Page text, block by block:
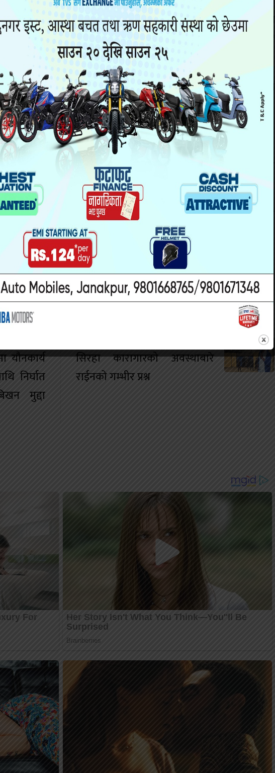
शुक्रबार साँझ माओवादी केन्द्रसहितका आठ दलले गरेको सहमतिले
ठुलो चिन्ता रहेको भन्दै आगामी दिनमा कसरी अघि बढ्ने भन्नेबारे
रहने वा बस्ने भन्ने विषयमा आजको बैठकले निर्णय गर्छ’ ज्ञवालीले
अस्थिरतातिर धकेल्ने एमालेमा चिन्ता बढेको बताए ।
विश्वास टुट्दै जाने खतरा भयो ,राजनीति जुवाको खालजस्तो
पनि जोडिएको छ भन्ने एमालेको बुझाई छ ।’
पदमा नेपाली कांग्रेसका उम्मेदवारलाई समर्थन गर्ने सहमति
यौनकार्य
निर्घात
मुद्दा
सिरहा कारागारको अवस्थाबारे
राईनको गम्भीर प्रश्न